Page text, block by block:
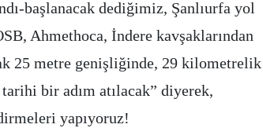
başlanacak dediğimiz, Şanlıurfa yol
Ahmethoca, İndere kavşaklarından
25 metre genişliğinde, 29 kilometrelik
bir adım atılacak” diyerek,
yapıyoruz!